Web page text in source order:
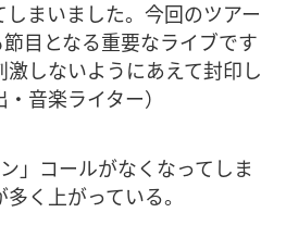
まいました。今回のツアー
目となる重要なライブです
激しないようにあえて封印し
音楽ライター）
」コールがなくなってしま
く上がっている。